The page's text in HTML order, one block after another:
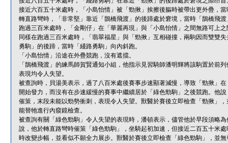
接近六百五十米處時，「小島怡情」被「勁揪」挨擦後軀時被帶出更外疊，
轉直路彎時，「非常堅」靠近「鵲橋飛渡」的後蹄處於窘境，當時「鵲橋飛
跑過三百米處時，「金剛仔」在「華麗再現」與「小島怡情」之間無路可上
同樣在跑過三百米處時，「翡翠福星」與「勁揪」互相碰撞，兩駒因而雙雙
勇駒」的後蹄，當時「綫路勇駒」向內斜跑。
「小島怡情」沿途在外疊競跑，沒有遮擋。
「鵲橋飛渡」的練馬師賀賢通知小組，他指示見習騎師潘明輝將該駒置於前
表現均令人失望。
被查詢時，貝湯美表示，過了八百米處後賽事步速顯著減慢，導致「勁揪」
開始發力，而沒有在步速緩慢的賽事中繼續居於「綠色勁駒」之後競跑。他
催策，末段未能以勁勢衝刺，表現令人失望。獸醫於賽後立即檢查「勁揪」
能替牠進行內窺鏡檢查。
被查詢有關「綠色勁駒」令人失望的表現時，潘頓表示，儘管他於早段須略
說，他於轉直路彎時催策「綠色勁駒」，坐騎起初加速，但接近二百五十米
時改變步幅，並看似不願全力展步。獸醫於賽後立即檢查「綠色勁駒」，並